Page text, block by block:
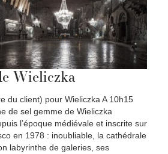
Wieliczka
du client) pour Wieliczka A 10h15
de sel gemme de Wieliczka
l’époque médiévale et inscrite sur
en 1978 : inoubliable, la cathédrale
labyrinthe de galeries, ses